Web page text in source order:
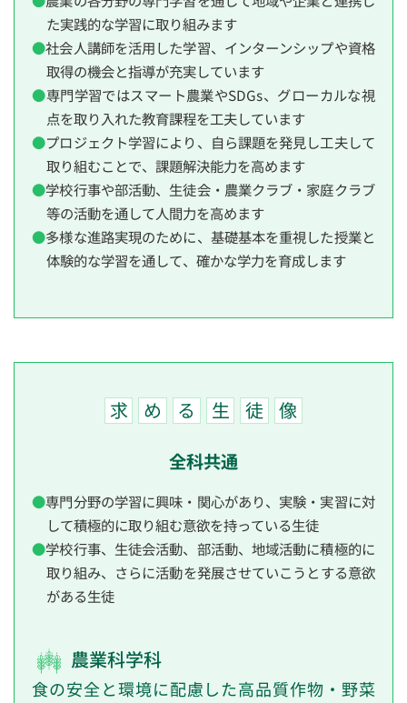
た実践的な学習に取り組みます
社会人講師を活用した学習、インターンシップや資格
取得の機会と指導が充実しています
専門学習ではスマート農業やSDGs、グローカルな視
点を取り入れた教育課程を工夫しています
プロジェクト学習により、自ら課題を発見し工夫して
取り組むことで、課題解決能力を高めます
学校行事や部活動、生徒会・農業クラブ・家庭クラブ
等の活動を通して人間力を高めます
多様な進路実現のために、基礎基本を重視した授業と
体験的な学習を通して、確かな学力を育成します
求 め る 生 徒 像
全科共通
専門分野の学習に興味・関心があり、実験・実習に対
して積極的に取り組む意欲を持っている生徒
学校行事、生徒会活動、部活動、地域活動に積極的に
取り組み、さらに活動を発展させていこうとする意欲
がある生徒
農業科学科
食の安全と環境に配慮した高品質作物・野菜